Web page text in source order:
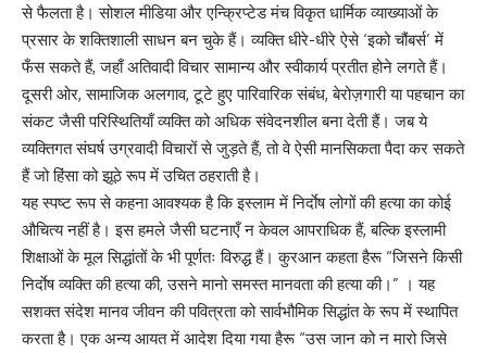
से फैलता है। सोशल मीडिया और एन्क्रिप्टेड मंच विकृत धार्मिक व्याख्याओं के
प्रसार के शक्तिशाली साधन बन चुके हैं। व्यक्ति धीरे-धीरे ऐसे ‘इको चौंबर्स’ में
फँस सकते हैं, जहाँ अतिवादी विचार सामान्य और स्वीकार्य प्रतीत होने लगते हैं।
दूसरी ओर, सामाजिक अलगाव, टूटे हुए पारिवारिक संबंध, बेरोज़गारी या पहचान का
संकट जैसी परिस्थितियाँ व्यक्ति को अधिक संवेदनशील बना देती हैं। जब ये
व्यक्तिगत संघर्ष उग्रवादी विचारों से जुड़ते हैं, तो वे ऐसी मानसिकता पैदा कर सकते
हैं जो हिंसा को झूठे रूप में उचित ठहराती है।
यह स्पष्ट रूप से कहना आवश्यक है कि इस्लाम में निर्दाेष लोगों की हत्या का कोई
औचित्य नहीं है। इस हमले जैसी घटनाएँ न केवल आपराधिक हैं, बल्कि इस्लामी
शिक्षाओं के मूल सिद्धांतों के भी पूर्णतः विरुद्ध हैं। कुरआन कहता हैरू “जिसने किसी
निर्दाेष व्यक्ति की हत्या की, उसने मानो समस्त मानवता की हत्या की।” । यह
सशक्त संदेश मानव जीवन की पवित्रता को सार्वभौमिक सिद्धांत के रूप में स्थापित
करता है। एक अन्य आयत में आदेश दिया गया हैरू “उस जान को न मारो जिसे